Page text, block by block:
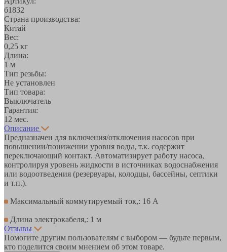
б1832
Страна производства:
Китай
Вес:
0,25 кг
Длина:
1 м
Тип резьбы:
Не установлен
Тип товара:
Выключатель
Гарантия:
12 мес.
Описание
Предназначен для включения/отключения насосов при
повышении/понижении уровня воды, т.к. содержит
переключающий контакт. Автоматизирует работу насоса,
контролируя уровень жидкости в источниках водоснабжения
или водоотведения (резервуары, колодцы, бассейны, септики
и т.п.).
Максимальный коммутируемый ток,: 16 А
Длина электрокабеля,: 1 м
Отзывы
Помогите другим пользователям с выбором — будьте первым,
кто поделится своим мнением об этом товаре.